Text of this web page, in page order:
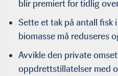
blir premiert for tidlig
Sette et tak på antall fisk
biomasse må reduseres
Avvikle den private
oppdrettstillatelser med